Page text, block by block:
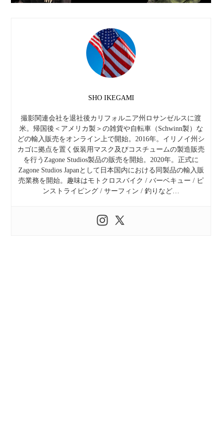
SHO IKEGAMI
撮影関連会社を退社後カリフォルニア州ロサンゼルスに渡
米。帰国後＜アメリカ製＞の雑貨や自転車（Schwinn製）な
どの輸入販売をオンライン上で開始。2016年。イリノイ州シ
カゴに拠点を置く仮装用マスク及びコスチュームの製造販売
を行うZagone Studios製品の販売を開始。2020年。正式に
Zagone Studios Japanとして日本国内における同製品の輸入販
売業務を開始。趣味はモトクロスバイク / バーベキュー / ピ
ンストライピング / サーフィン / 釣りなど…